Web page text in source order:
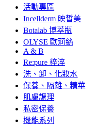
活動專區
Incellderm 映皙美
Botalab 博萃瓶
OLYSE 歐莉絲
A & B
Re:pure 粹淬
洗、卸、化妝水
保養、隔離、精華
肌膚調理
私密保養
機能系列